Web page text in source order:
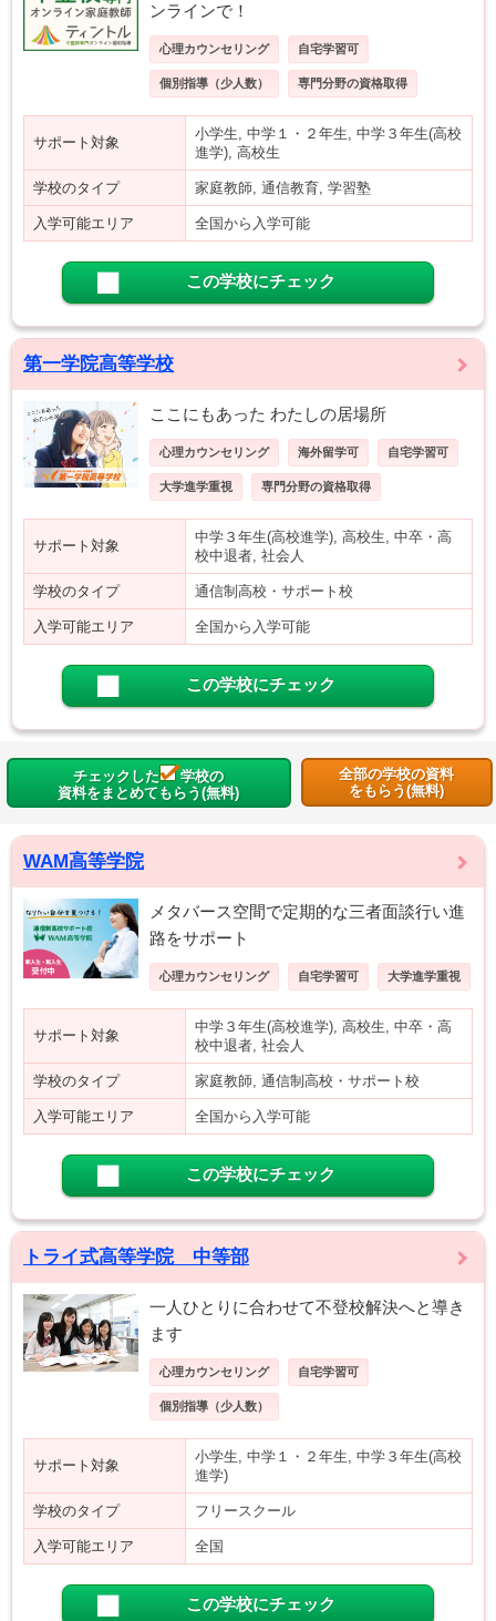
ンラインで！
心理カウンセリング 自宅学習可
個別指導（少人数） 専門分野の資格取得
サポート対象
小学生, 中学１・２年生, 中学３年生(高校
進学), 高校生
学校のタイプ 家庭教師, 通信教育, 学習塾
入学可能エリア 全国から入学可能
この学校にチェック
第一学院高等学校
ここにもあった わたしの居場所
心理カウンセリング 海外留学可 自宅学習可
大学進学重視 専門分野の資格取得
サポート対象
中学３年生(高校進学), 高校生, 中卒・高
校中退者, 社会人
学校のタイプ 通信制高校・サポート校
入学可能エリア 全国から入学可能
この学校にチェック
チェックした
学校の
資料をまとめてもらう(無料)
全部の学校の資料
をもらう(無料)
WAM高等学院
メタバース空間で定期的な三者面談行い進
路をサポート
心理カウンセリング 自宅学習可 大学進学重視
サポート対象
中学３年生(高校進学), 高校生, 中卒・高
校中退者, 社会人
学校のタイプ 家庭教師, 通信制高校・サポート校
入学可能エリア 全国から入学可能
この学校にチェック
トライ式高等学院 中等部
一人ひとりに合わせて不登校解決へと導き
ます
心理カウンセリング 自宅学習可
個別指導（少人数）
サポート対象
小学生, 中学１・２年生, 中学３年生(高校
進学)
学校のタイプ フリースクール
入学可能エリア 全国
この学校にチェック